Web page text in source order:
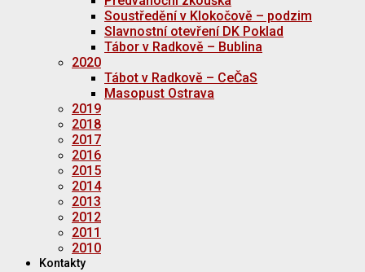
Soustředění v Klokočově – podzim
Slavnostní otevření DK Poklad
Tábor v Radkově – Bublina
2020
Tábot v Radkově – CeČaS
Masopust Ostrava
2019
2018
2017
2016
2015
2014
2013
2012
2011
2010
Kontakty